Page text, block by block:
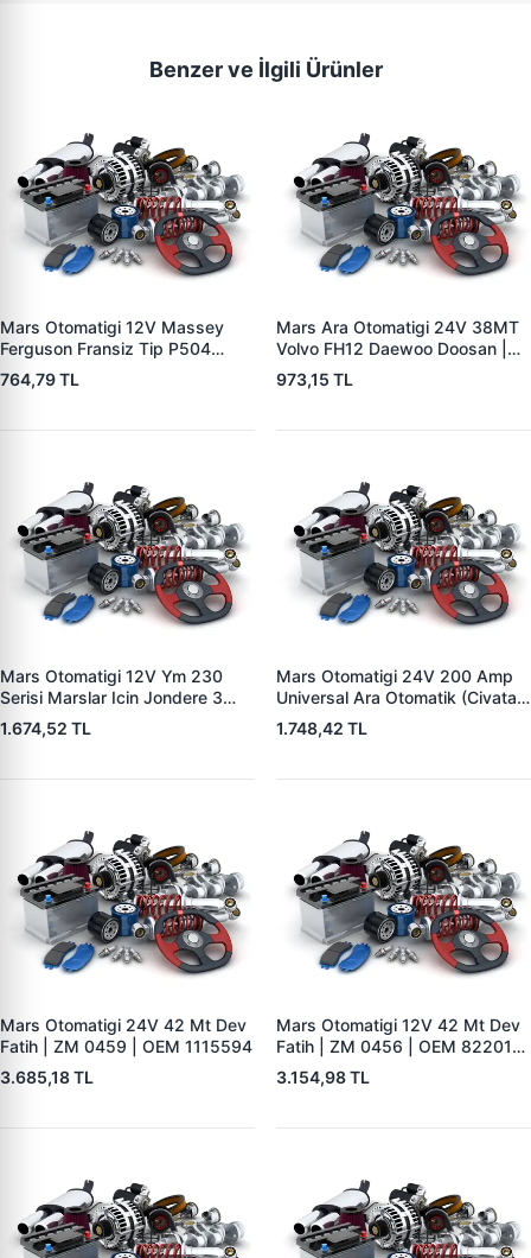
Benzer ve İlgili Ürünler
Mars Otomatigi 12V Massey
Ferguson Fransiz Tip P504
P505 Xxx | ZM 0560
764,79 TL
Mars Ara Otomatigi 24V 38MT
Volvo FH12 Daewoo Doosan |
ZM 4409 | OEM 10512097
973,15 TL
Mars Otomatigi 12V Ym 230
Serisi Marslar Icin Jondere 3
Delik | ZM 1653 | OEM
RE503357
1.674,52 TL
Mars Otomatigi 24V 200 Amp
Universal Ara Otomatik (Civatali)
| ZM 1404
1.748,42 TL
Mars Otomatigi 24V 42 Mt Dev
Fatih | ZM 0459 | OEM 1115594
3.685,18 TL
Mars Otomatigi 12V 42 Mt Dev
Fatih | ZM 0456 | OEM 82201-
5004 V1117553
2132X10456393
3.154,98 TL